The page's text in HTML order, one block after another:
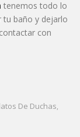
tenemos todo lo
tu baño y dejarlo
con
De Duchas,